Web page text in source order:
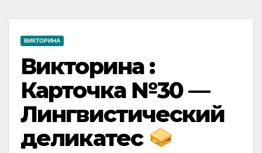
ВИКТОРИНА
Викторина :
Карточка №30 —
Лингвистический
деликатес